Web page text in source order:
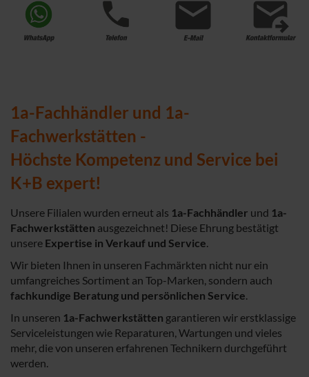
1a-Fachhändler und 1a-
Fachwerkstätten -
Höchste Kompetenz und Service bei
K+B expert!
Unsere Filialen wurden erneut als 1a-Fachhändler und 1a-
Fachwerkstätten ausgezeichnet! Diese Ehrung bestätigt
unsere Expertise in Verkauf und Service.
Wir bieten Ihnen in unseren Fachmärkten nicht nur ein
umfangreiches Sortiment an Top-Marken, sondern auch
fachkundige Beratung und persönlichen Service.
In unseren 1a-Fachwerkstätten garantieren wir erstklassige
Serviceleistungen wie Reparaturen, Wartungen und vieles
mehr, die von unseren erfahrenen Technikern durchgeführt
werden.